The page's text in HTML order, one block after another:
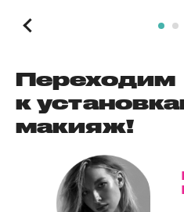
Переходим
к
макияж!